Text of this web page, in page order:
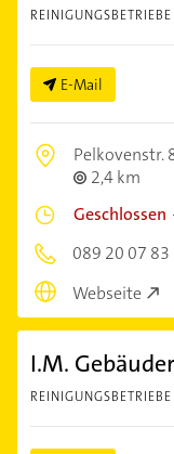
REINIGUNGSBETRIEBE
E-Mail
Pelkovenstr.
2,4 km
Geschlossen
089 20 07 83
Webseite
I.M.
REINIGUNGSBETRIEBE